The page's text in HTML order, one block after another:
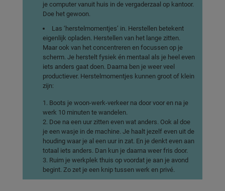
je computer vanuit huis in de vergaderzaal op kantoor.
Doe het gewoon.
Las ‘herstelmomentjes’ in. Herstellen betekent
eigenlijk opladen. Herstellen van het lange zitten.
Maar ook van het concentreren en focussen op je
scherm. Je herstelt fysiek én mentaal als je heel even
iets anders gaat doen. Daarna ben je weer veel
productiever. Herstelmomentjes kunnen groot of klein
zijn:
Boots je woon-werk-verkeer na door voor en na je
werk 10 minuten te wandelen.
Doe na een uur zitten even wat anders. Ook al doe
je een wasje in de machine. Je haalt jezelf even uit de
houding waar je al een uur in zat. En je denkt even aan
totaal iets anders. Dan kun je daarna weer fris door.
Ruim je werkplek thuis op voordat je aan je avond
begint. Zo zet je een knip tussen werk en privé.